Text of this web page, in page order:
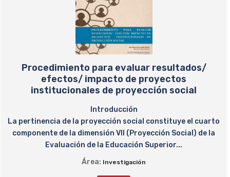
Procedimiento para evaluar resultados/
efectos/ impacto de proyectos
institucionales de proyección social
Introducción
La pertinencia de la proyección social constituye el cuarto
componente de la dimensión VII (Proyección Social) de la
Evaluación de la Educación Superior...
Área: Investigación